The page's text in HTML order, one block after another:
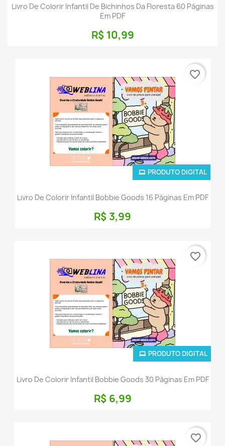
Livro De Colorir Infantil De Bichinhos Da Floresta 60 Páginas
Em PDF
R$ 10,99
Livro De Colorir Infantil Bobbie Goods 16 Páginas Em PDF
R$ 3,99
PRODUTO DIGITAL
favorite_border
Livro De Colorir Infantil Bobbie Goods 30 Páginas Em PDF
R$ 6,99
PRODUTO DIGITAL
favorite_border
favorite_border